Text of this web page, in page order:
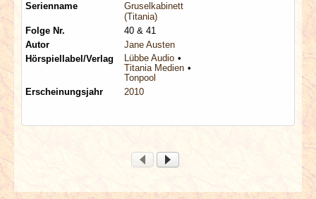
Serienname
Gruselkabinett
(Titania)
Folge Nr.
40 & 41
Autor
Jane Austen
Hörspiellabel/Verlag
Lübbe Audio
Titania Medien
Tonpool
Erscheinungsjahr
2010